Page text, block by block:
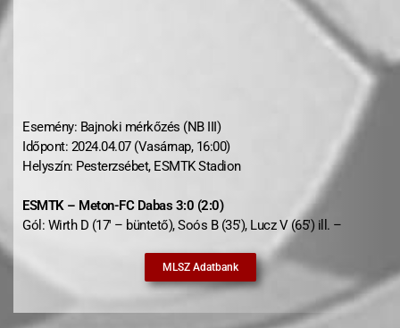
Esemény: Bajnoki mérkőzés (NB III)
Időpont: 2024.04.07 (Vasárnap, 16:00)
Helyszín: Pesterzsébet, ESMTK Stadion
ESMTK – Meton-FC Dabas 3:0 (2:0)
Gól: Wirth D (17′ – büntető), Soós B (35′), Lucz V (65′) ill. –
MLSZ Adatbank